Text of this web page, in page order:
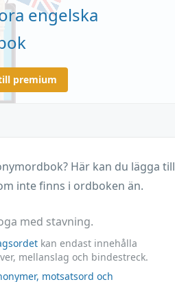
engelska
premium
Här kan du lägga till
inte finns i ordboken än.
med stavning.
kan endast innehålla
mellanslag och bindestreck.
motsatsord och